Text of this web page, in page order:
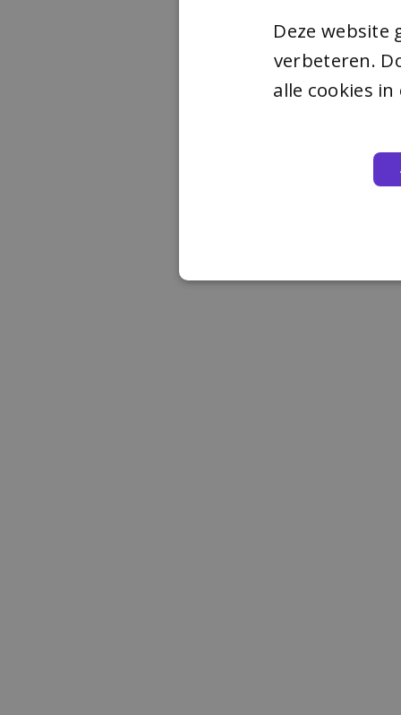
Deze
verbeteren.
alle cookies